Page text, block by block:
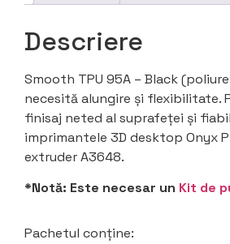
Descriere
Smooth TPU 95A – Black
necesită alungire și flexibilitate.
finisaj neted al suprafeței și
imprimantele 3D desktop Onyx
extruder A3648.
*Notă: Este necesar un Kit de
Pachetul conține: